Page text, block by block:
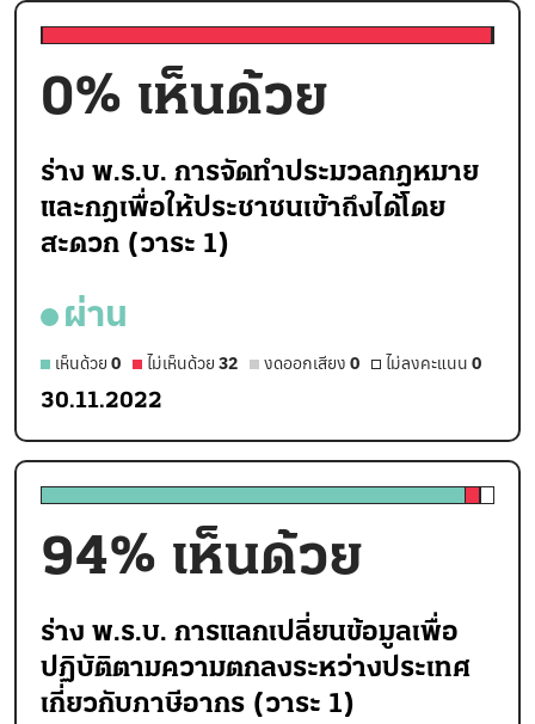
0% เห็นด้วย
ร่าง พ.ร.บ. การจัดทำประมวลกฎหมาย
และกฎเพื่อให้ประชาชนเข้าถึงได้โดย
สะดวก (วาระ 1)
ผ่าน
เห็นด้วย 0 ไม่เห็นด้วย 32 งดออกเสียง 0 ไม่ลงคะแนน 0
30.11.2022
94% เห็นด้วย
ร่าง พ.ร.บ. การแลกเปลี่ยนข้อมูลเพื่อ
ปฏิบัติตามความตกลงระหว่างประเทศ
เกี่ยวกับภาษีอากร (วาระ 1)